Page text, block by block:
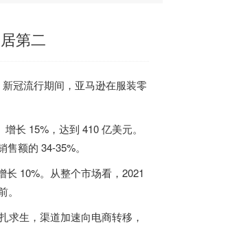
第二
冠流行期间，亚马逊在服装零
长 15%，达到 410 亿美元。
额的 34-35%。
10%。从整个市场看，2021
求生，渠道加速向电商转移，